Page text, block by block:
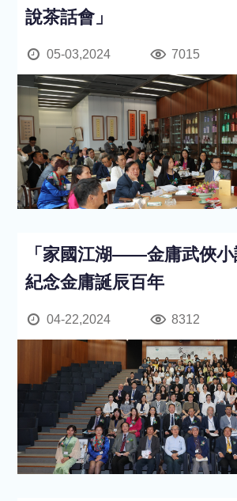
說茶話會」
05-03,2024 7015
「家國江湖——金庸武俠小
紀念金庸誕辰百年
04-22,2024 8312